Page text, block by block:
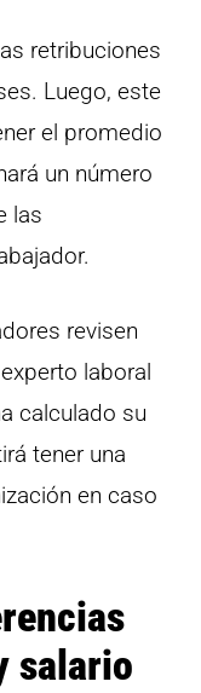
retribuciones
Luego, este
el promedio
un número
las
revisen
laboral
calculado su
tener una
en caso
salario